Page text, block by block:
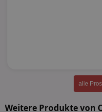
alle
Weitere Produkte von